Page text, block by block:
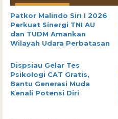
Patkor Malindo Siri I 2026
Perkuat Sinergi TNI AU
dan TUDM Amankan
Wilayah Udara Perbatasan
Dispsiau Gelar Tes
Psikologi CAT Gratis,
Bantu Generasi Muda
Kenali Potensi Diri